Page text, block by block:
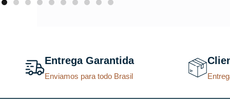
:
Entrega Garantida
Enviamos para todo Brasil